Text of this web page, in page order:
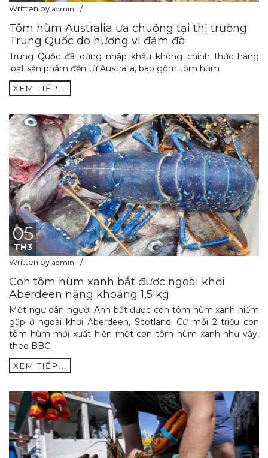
Written by admin
Tôm hùm Australia ưa chuộng tại thị trường
Trung Quốc do hương vị đậm đà
Trung Quốc đã dừng nhập khẩu không chính thức hàng
loạt sản phẩm đến từ Australia, bao gồm tôm hùm
XEM TIẾP...
05
TH3
Written by admin
Con tôm hùm xanh bắt được ngoài khơi
Aberdeen nặng khoảng 1,5 kg
Một ngư dân người Anh bắt được con tôm hùm xanh hiếm
gặp ở ngoài khơi Aberdeen, Scotland. Cứ mỗi 2 triệu con
tôm hùm mới xuất hiện một con tôm hùm xanh như vậy,
theo BBC.
XEM TIẾP...